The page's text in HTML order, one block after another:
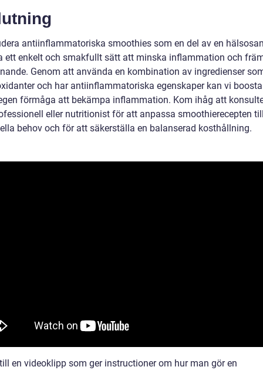
antiinflammatoriska smoothies som en del av en
ett enkelt och smakfullt sätt att minska inflammation och
Genom att använda en kombination av ingredienser
och har antiinflammatoriska egenskaper kan vi
förmåga att bekämpa inflammation. Kom ihåg att
eller nutritionist för att anpassa smoothierecepten
behov och för att säkerställa en balanserad kosthållning.
en videoklipp som ger instructioner om hur man gör en